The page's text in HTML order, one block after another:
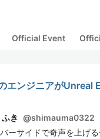
Official Event
エンジニアがUnreal
き @shimauma0322
ーサイドで奇声を上げ